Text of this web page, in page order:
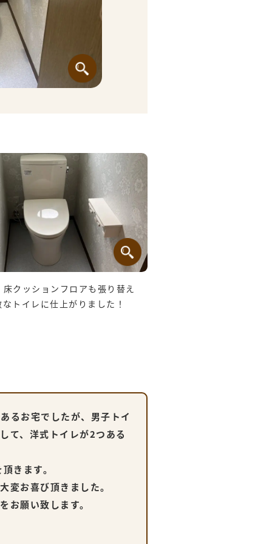
床クッションフロアも張り替え
トイレに仕上がりました！
るお宅でしたが、男子トイ
て、洋式トイレが2つある
きます。
変お喜び頂きました。
お願い致します。